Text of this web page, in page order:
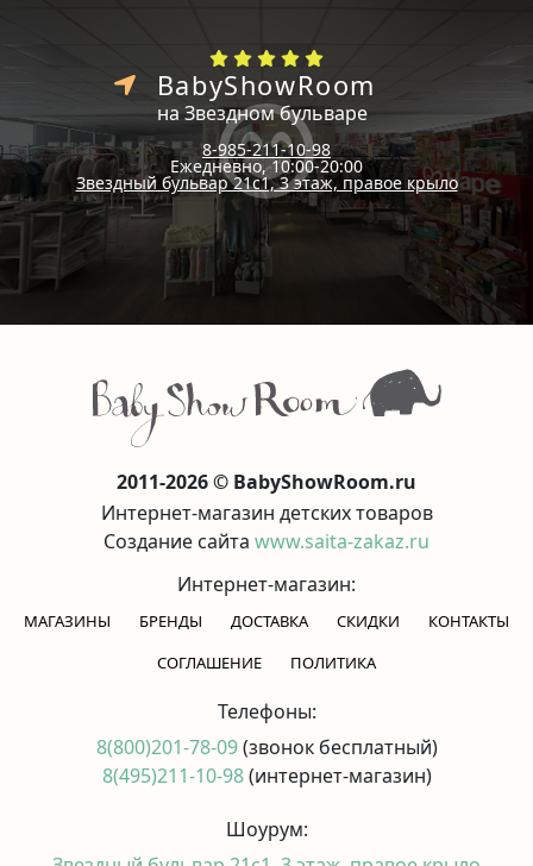
BabyShowRoom
на Звездном бульваре
8-985-211-10-98
Ежедневно, 10:00-20:00
Звездный бульвар 21с1, 3 этаж, правое крыло
2011-2026 © BabyShowRoom.ru
Интернет-магазин детских товаров
Создание сайта www.saita-zakaz.ru
Интернет-магазин:
МАГАЗИНЫ БРЕНДЫ ДОСТАВКА СКИДКИ
КОНТАКТЫ
CОГЛАШЕНИЕ
ПОЛИТИКА
Телефоны:
8(800)201-78-09(звонок бесплатный)
8(495)211-10-98(интернет-магазин)
Шоурум: